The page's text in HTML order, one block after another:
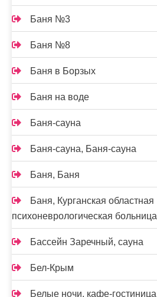
Баня №3
Баня №8
Баня в Борзых
Баня на воде
Баня-сауна
Баня-сауна, Баня-сауна
Баня, Баня
Баня, Курганская областная
психоневрологическая больница
Бассейн Заречный, сауна
Бел-Крым
Белые ночи, кафе-гостиница